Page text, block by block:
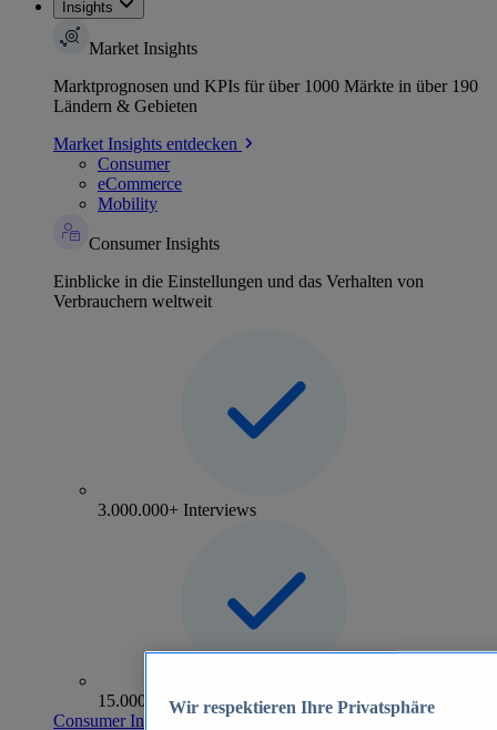
Insights
Market Insights
Marktprognosen und KPIs für über 1000 Märkte in über 190
Ländern & Gebieten
Market Insights entdecken
Consumer
eCommerce
Mobility
Consumer Insights
Einblicke in die Einstellungen und das Verhalten von
Verbrauchern weltweit
3.000.000+ Interviews
15.000+ Marken
Consumer Insights entdecken
Wir respektieren Ihre Privatsphäre